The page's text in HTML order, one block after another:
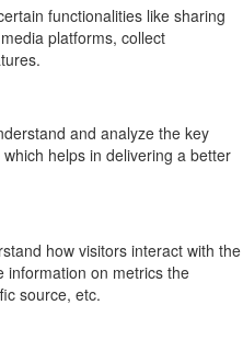
functionalities like sharing
platforms, collect
and analyze the key
helps in delivering a better
how visitors interact with the
information on metrics the
source, etc.